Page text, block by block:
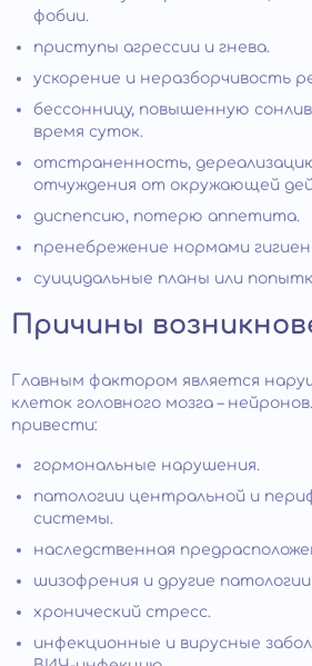
фобии.
приступы агрессии и гнева.
ускорение и неразборчивость
бессонницу, повышенную
время суток.
отстраненность,
отчуждения от окружающей
диспепсию, потерю аппетита.
пренебрежение нормами
суицидальные планы или
Причины
Главным фактором является
клеток головного мозга –
привести:
гормональные нарушения.
патологии центральной и
системы.
наследственная
шизофрения и другие патологии
хронический стресс.
инфекционные и вирусные